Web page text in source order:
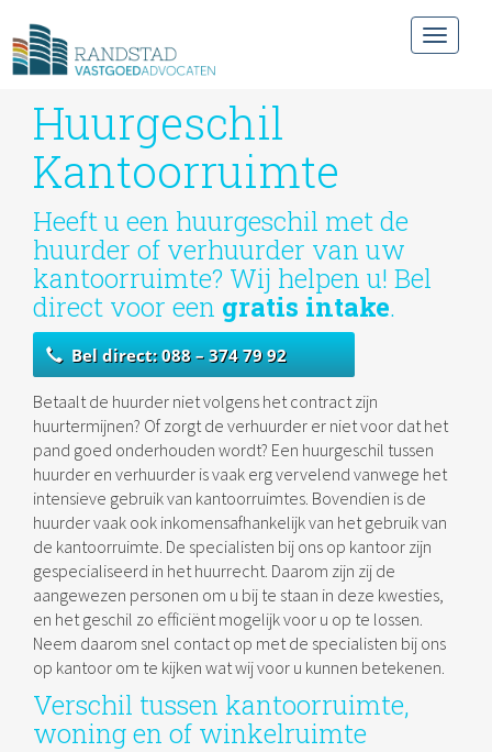
Toggle
Huurgeschil
Kantoorruimte
Heeft u een huurgeschil met de
huurder of verhuurder van uw
kantoorruimte? Wij helpen u! Bel
direct voor een gratis intake.
Bel direct: 088 – 374 79 92
Betaalt de huurder niet volgens het contract zijn
huurtermijnen? Of zorgt de verhuurder er niet voor dat het
pand goed onderhouden wordt? Een huurgeschil tussen
huurder en verhuurder is vaak erg vervelend vanwege het
intensieve gebruik van kantoorruimtes. Bovendien is de
huurder vaak ook inkomensafhankelijk van het gebruik van
de kantoorruimte. De specialisten bij ons op kantoor zijn
gespecialiseerd in het huurrecht. Daarom zijn zij de
aangewezen personen om u bij te staan in deze kwesties,
en het geschil zo efficiënt mogelijk voor u op te lossen.
Neem daarom snel contact op met de specialisten bij ons
op kantoor om te kijken wat wij voor u kunnen betekenen.
Verschil tussen kantoorruimte,
woning en of winkelruimte